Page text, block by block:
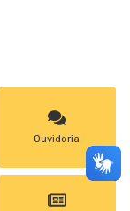
Ouvidoria